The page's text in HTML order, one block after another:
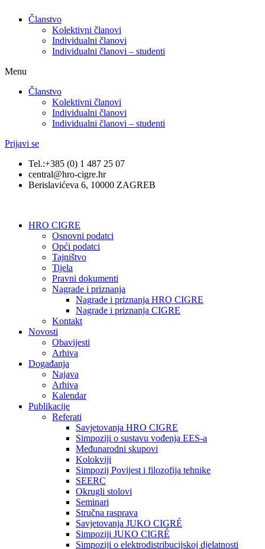
Članstvo
Kolektivni članovi
Individualni članovi
Individualni članovi – studenti
Menu
Članstvo
Kolektivni članovi
Individualni članovi
Individualni članovi – studenti
Prijavi se
Tel.:+385 (0) 1 487 25 07
central@hro-cigre.hr
Berislavićeva 6, 10000 ZAGREB
HRO CIGRE
Osnovni podatci​
Opći podatci
Tajništvo
Tijela
Pravni dokumenti
Nagrade i priznanja
Nagrade i priznanja HRO CIGRE
Nagrade i priznanja CIGRE
Kontakt
Novosti
Obavijesti
Arhiva
Događanja
Najava
Arhiva
Kalendar
Publikacije
Referati
Savjetovanja HRO CIGRE
Simpoziji o sustavu vođenja EES-a
Međunarodni skupovi
Kolokviji​
Simpozij Povijest i filozofija tehnike
SEERC
Okrugli stolovi
Seminari​
Stručna rasprava​
Savjetovanja JUKO CIGRÉ
Simpoziji JUKO CIGRÉ
Simpoziji o elektrodistribucijskoj djelatnosti